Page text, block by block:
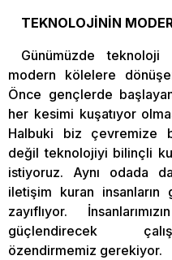
TEKNOLOJİNİN
Günümüzde teknoloji
modern kölelere
Önce gençlerde başlayan
her kesimi kuşatıyor
Halbuki biz çevremize
değil teknolojiyi bilinçli
istiyoruz. Aynı odada
iletişim kuran
zayıflıyor.
güçlendirecek
özendirmemiz gerekiyor.